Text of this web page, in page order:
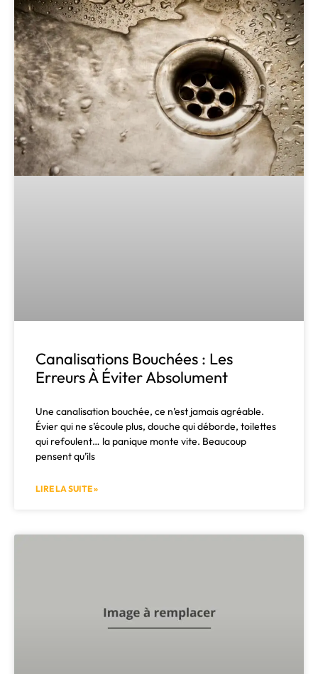
Canalisations Bouchées : Les
Erreurs À Éviter Absolument
Une canalisation bouchée, ce n’est jamais agréable.
Évier qui ne s’écoule plus, douche qui déborde, toilettes
qui refoulent… la panique monte vite. Beaucoup
pensent qu’ils
LIRE LA SUITE »